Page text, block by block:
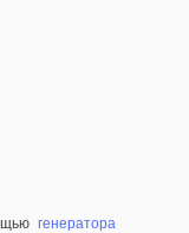
генератора